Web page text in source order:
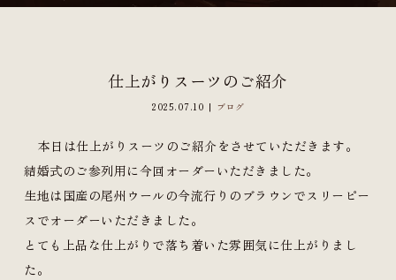
仕上がりスーツのご紹介
2025.07.10 ブログ
本日は仕上がりスーツのご紹介をさせていただきます。
結婚式のご参列用に今回オーダーいただきました。
生地は国産の尾州ウールの今流行りのブラウンでスリーピー
スでオーダーいただきました。
とても上品な仕上がりで落ち着いた雰囲気に仕上がりまし
た。